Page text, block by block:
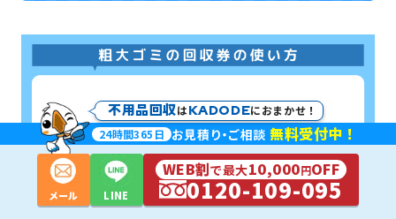
不用品回収はKADODEにおまかせ！
24時間365 日 お見積り・ご相談 無料受付中！
メール LINE
WEB割で最大10,000円OFF
0120-109-095